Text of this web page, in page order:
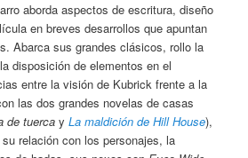
aborda aspectos de escritura, diseño
en breves desarrollos que apuntan
Abarca sus grandes clásicos, rollo la
disposición de elementos en el
entre la visión de Kubrick frente a la
las dos grandes novelas de casas
de tuerca yLa maldición de Hill House),
relación con los personajes, la